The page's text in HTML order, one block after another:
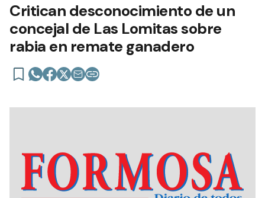
Critican desconocimiento de un
concejal de Las Lomitas sobre
rabia en remate ganadero